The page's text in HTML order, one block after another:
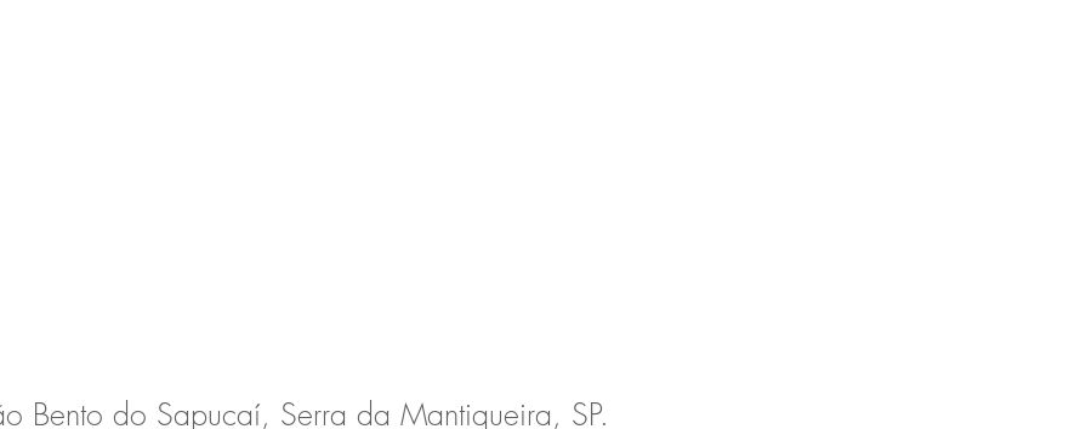
Bento do Sapucaí, Serra da Mantiqueira, SP.